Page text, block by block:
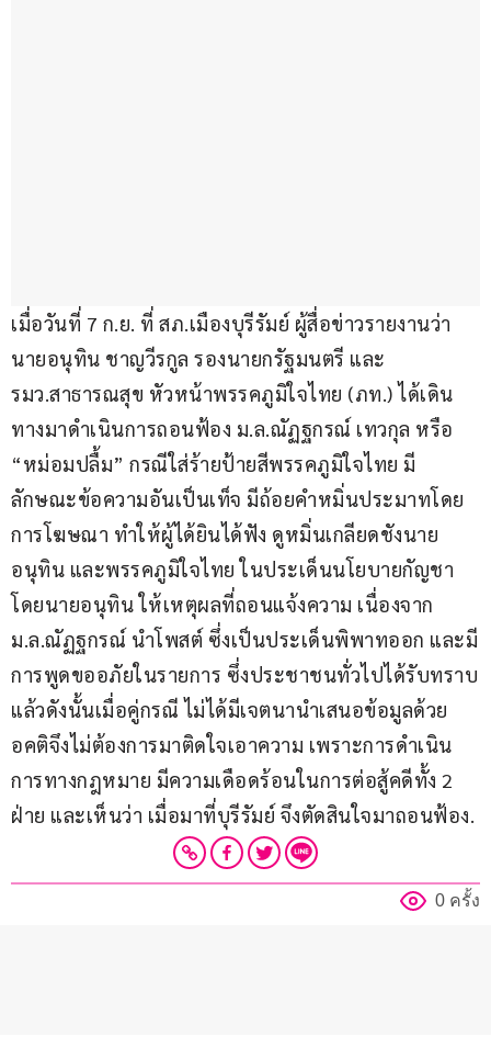
เมื่อวันที่ 7 ก.ย. ที่ สภ.เมืองบุรีรัมย์ ผู้สื่อข่าวรายงานว่า
นายอนุทิน ชาญวีรกูล รองนายกรัฐมนตรี และ
รมว.สาธารณสุข หัวหน้าพรรคภูมิใจไทย (ภท.) ได้เดิน
ทางมาดำเนินการถอนฟ้อง ม.ล.ณัฏฐกรณ์ เทวกุล หรือ
“หม่อมปลื้ม” กรณีใส่ร้ายป้ายสีพรรคภูมิใจไทย มี
ลักษณะข้อความอันเป็นเท็จ มีถ้อยคำหมิ่นประมาทโดย
การโฆษณา ทำให้ผู้ได้ยินได้ฟัง ดูหมิ่นเกลียดชังนาย
อนุทิน และพรรคภูมิใจไทย ในประเด็นนโยบายกัญชา
โดยนายอนุทิน ให้เหตุผลที่ถอนแจ้งความ เนื่องจาก
ม.ล.ณัฏฐกรณ์ นำโพสต์ ซึ่งเป็นประเด็นพิพาทออก และมี
การพูดขออภัยในรายการ ซึ่งประชาชนทั่วไปได้รับทราบ
แล้วดังนั้นเมื่อคู่กรณี ไม่ได้มีเจตนานำเสนอข้อมูลด้วย
อคติจึงไม่ต้องการมาติดใจเอาความ เพราะการดำเนิน
การทางกฎหมาย มีความเดือดร้อนในการต่อสู้คดีทั้ง 2
ฝ่าย และเห็นว่า เมื่อมาที่บุรีรัมย์ จึงตัดสินใจมาถอนฟ้อง.
0 ครั้ง